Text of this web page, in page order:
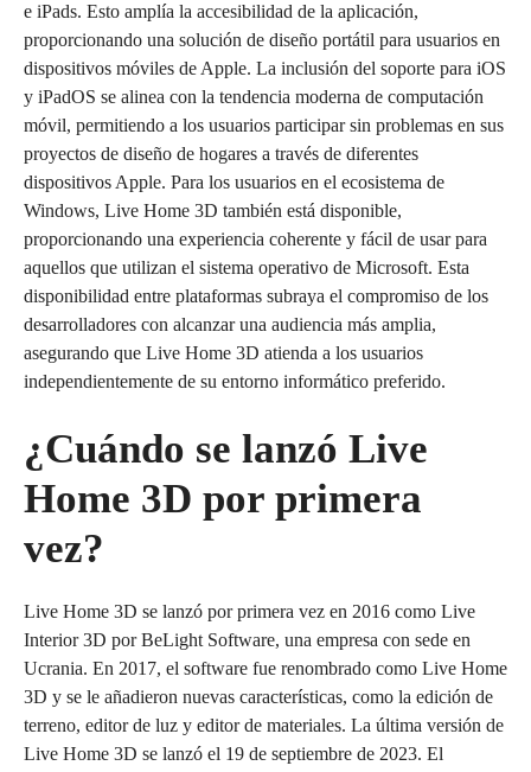
e iPads. Esto amplía la accesibilidad de la aplicación,
proporcionando una solución de diseño portátil para usuarios en
dispositivos móviles de Apple. La inclusión del soporte para iOS
y iPadOS se alinea con la tendencia moderna de computación
móvil, permitiendo a los usuarios participar sin problemas en sus
proyectos de diseño de hogares a través de diferentes
dispositivos Apple. Para los usuarios en el ecosistema de
Windows, Live Home 3D también está disponible,
proporcionando una experiencia coherente y fácil de usar para
aquellos que utilizan el sistema operativo de Microsoft. Esta
disponibilidad entre plataformas subraya el compromiso de los
desarrolladores con alcanzar una audiencia más amplia,
asegurando que Live Home 3D atienda a los usuarios
independientemente de su entorno informático preferido.
¿Cuándo se lanzó Live
Home 3D por primera
vez?
Live Home 3D se lanzó por primera vez en 2016 como Live
Interior 3D por BeLight Software, una empresa con sede en
Ucrania. En 2017, el software fue renombrado como Live Home
3D y se le añadieron nuevas características, como la edición de
terreno, editor de luz y editor de materiales. La última versión de
Live Home 3D se lanzó el 19 de septiembre de 2023. El